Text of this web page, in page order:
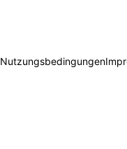
Nutzungsbedingungen